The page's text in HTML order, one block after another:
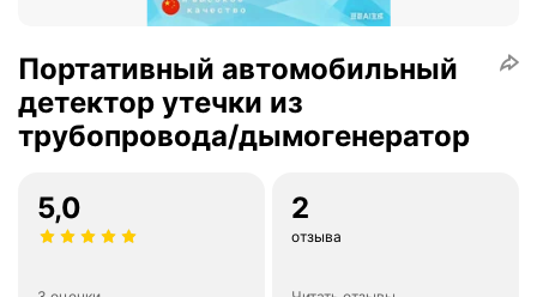
Портативный автомобильный
детектор утечки из
трубопровода/дымогенератор
5,0 2
отзыва